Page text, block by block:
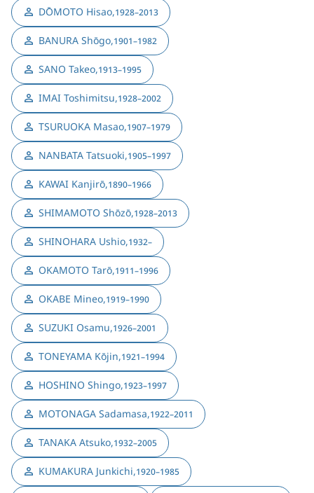
DŌMOTO Hisao,1928–2013
BANURA Shōgo,1901–1982
SANO Takeo,1913–1995
IMAI Toshimitsu,1928–2002
TSURUOKA Masao,1907–1979
NANBATA Tatsuoki,1905–1997
KAWAI Kanjirō,1890–1966
SHIMAMOTO Shōzō,1928–2013
SHINOHARA Ushio,1932–
OKAMOTO Tarō,1911–1996
OKABE Mineo,1919–1990
SUZUKI Osamu,1926–2001
TONEYAMA Kōjin,1921–1994
HOSHINO Shingo,1923–1997
MOTONAGA Sadamasa,1922–2011
TANAKA Atsuko,1932–2005
KUMAKURA Junkichi,1920–1985